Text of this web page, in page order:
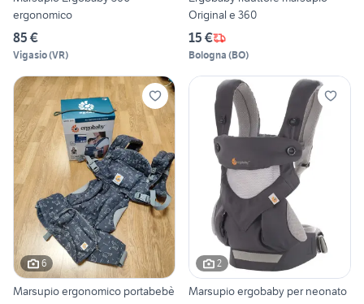
ergonomico
85 €
Vigasio(VR)
Original e 360
15 €
Bologna (BO)
6
Marsupio ergonomico portabebè
2
Marsupio ergobaby per neonato